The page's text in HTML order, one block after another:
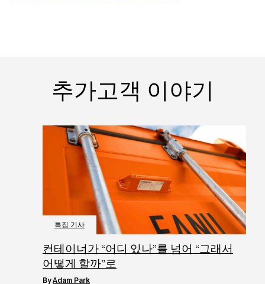
추가고객 이야기
특집 기사
컨테이너가 “어디 있나”를 넘어 “그래서
어떻게 할까”로
byAdam Park